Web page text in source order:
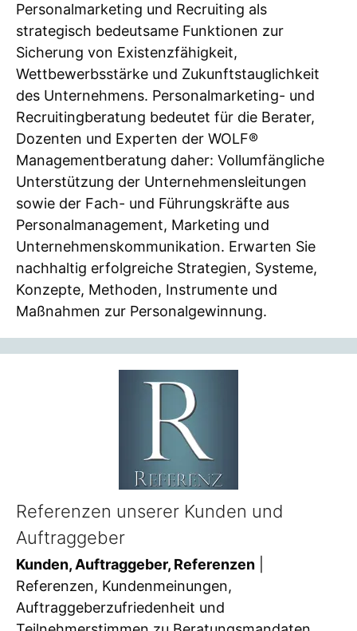
Personalmarketing und Recruiting als
strategisch bedeutsame Funktionen zur
Sicherung von Existenzfähigkeit,
Wettbewerbsstärke und Zukunftstauglichkeit
des Unternehmens. Personalmarketing- und
Recruitingberatung bedeutet für die Berater,
Dozenten und Experten der WOLF®
Managementberatung daher: Vollumfängliche
Unterstützung der Unternehmensleitungen
sowie der Fach- und Führungskräfte aus
Personalmanagement, Marketing und
Unternehmenskommunikation. Erwarten Sie
nachhaltig erfolgreiche Strategien, Systeme,
Konzepte, Methoden, Instrumente und
Maßnahmen zur Personalgewinnung.
Referenzen unserer Kunden und
Auftraggeber
Kunden, Auftraggeber, Referenzen
Referenzen, Kundenmeinungen,
Auftraggeberzufriedenheit und